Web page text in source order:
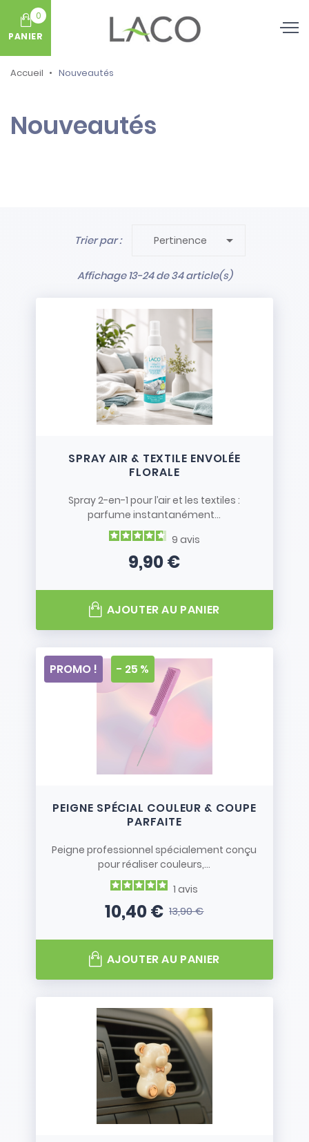
0
PANIER
Accueil Nouveautés
Nouveautés
Trier par : Pertinence 
Affichage 13-24 de 34 article(s)
SPRAY AIR & TEXTILE ENVOLÉE
FLORALE
Spray 2-en-1 pour l’air et les textiles :
parfume instantanément...
9 avis
Prix
9,90 €
AJOUTER AU PANIER
PEIGNE SPÉCIAL COULEUR & COUPE
PARFAITE
Peigne professionnel spécialement conçu
pour réaliser couleurs,...
1avis
Prix
10,40 €Prix de base
13,90 €
PROMO ! - 25 %
AJOUTER AU PANIER